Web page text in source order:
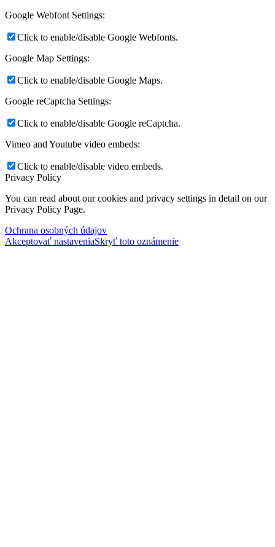
Google Webfont Settings:
Click to enable/disable Google Webfonts.
Google Map Settings:
Click to enable/disable Google Maps.
Google reCaptcha Settings:
Click to enable/disable Google reCaptcha.
Vimeo and Youtube video embeds:
Click to enable/disable video embeds.
Privacy Policy
You can read about our cookies and privacy settings in detail on our
Privacy Policy Page.
Ochrana osobných údajov
Akceptovať nastaveniaSkryť toto oznámenie